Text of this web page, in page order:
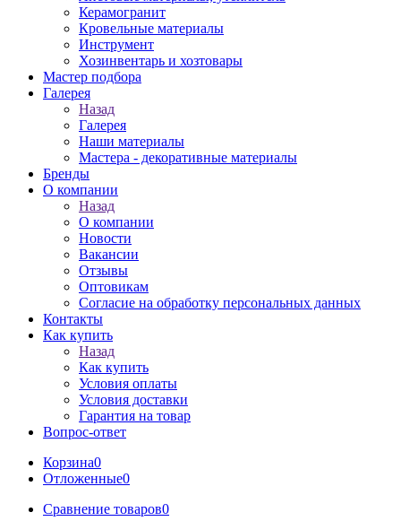
Керамогранит
Кровельные материалы
Инструмент
Хозинвентарь и хозтовары
Мастер подбора
Галерея
Назад
Галерея
Наши материалы
Мастера - декоративные материалы
Бренды
О компании
Назад
О компании
Новости
Вакансии
Отзывы
Оптовикам
Cогласие на обработку персональных данных
Контакты
Как купить
Назад
Как купить
Условия оплаты
Условия доставки
Гарантия на товар
Вопрос-ответ
Корзина0
Отложенные0
Сравнение товаров0